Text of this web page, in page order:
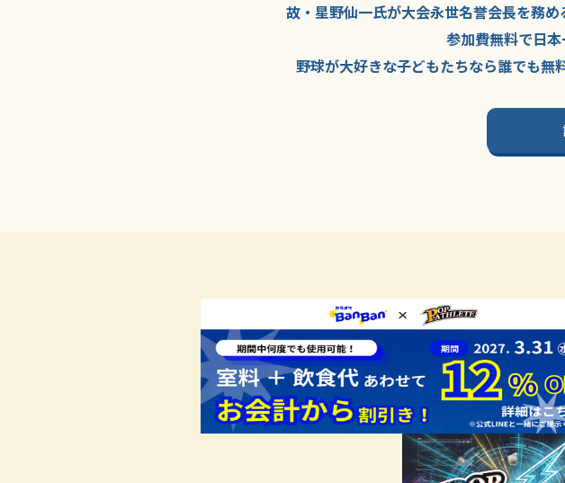
故・星野仙一氏が大会永世名誉会長を務め
参加費無料で日
野球が大好きな子どもたちなら誰でも無